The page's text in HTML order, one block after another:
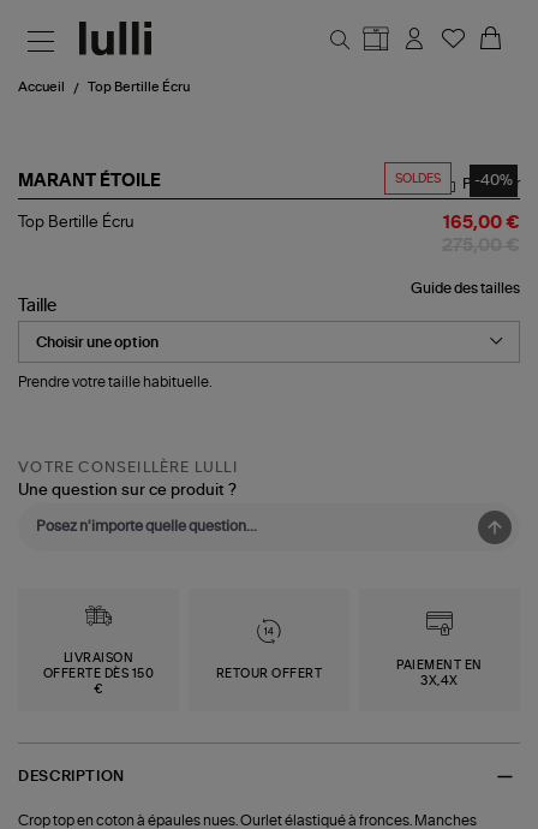
Accueil Top Bertille Écru
SOLDES -40%
MARANT ÉTOILE
Top
Partager
Top Bertille Écru 165,00 €
Guide des tailles
Taille
Prendre votre taille habituelle.
VOTRE CONSEILLÈRE LULLI
Une question sur ce produit ?
LIVRAISON
OFFERTE DÈS 150
€
RETOUR OFFERT
PAIEMENT EN
3X,4X
DESCRIPTION
Crop top en coton à épaules nues. Ourlet élastiqué à fronces. Manches